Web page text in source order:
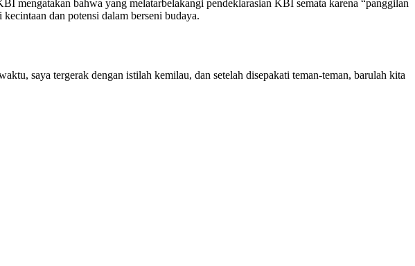
mengatakan bahwa yang melatarbelakangi pendeklarasian KBI semata karena “panggilan
dan potensi dalam berseni budaya.
saya tergerak dengan istilah kemilau, dan setelah disepakati teman-teman, barulah kita